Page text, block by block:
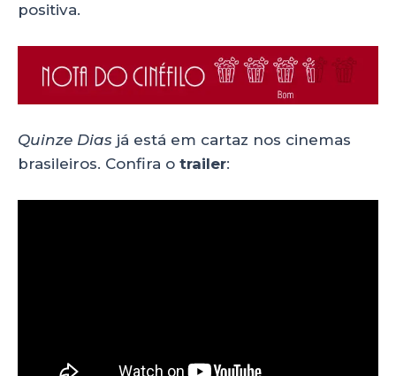
positiva.
Quinze Dias já está em cartaz nos cinemas
brasileiros. Confira o trailer: